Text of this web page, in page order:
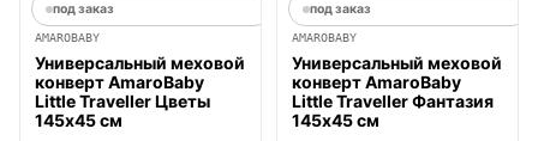
под заказ
AMAROBABY
Универсальный меховой
конверт AmaroBaby
Little Traveller Цветы
145х45 см
под заказ
AMAROBABY
Универсальный меховой
конверт AmaroBaby
Little Traveller Фантазия
145х45 см